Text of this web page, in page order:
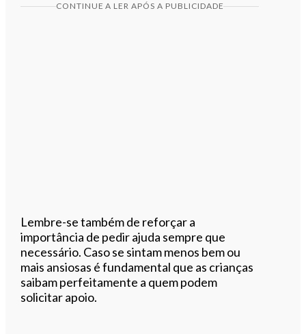
CONTINUE A LER APÓS A PUBLICIDADE
Lembre-se também de reforçar a
importância de pedir ajuda sempre que
necessário. Caso se sintam menos bem ou
mais ansiosas é fundamental que as crianças
saibam perfeitamente a quem podem
solicitar apoio.